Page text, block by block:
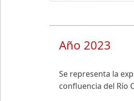
Año 2023
Se representa la
confluencia del Río